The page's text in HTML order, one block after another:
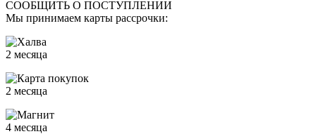
СООБЩИТЬ О ПОСТУПЛЕНИИ
Мы принимаем карты рассрочки:
2 месяца
2 месяца
4 месяца